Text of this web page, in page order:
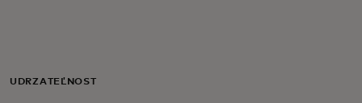
Pre firmy
UDRŽATEĽNOSŤ